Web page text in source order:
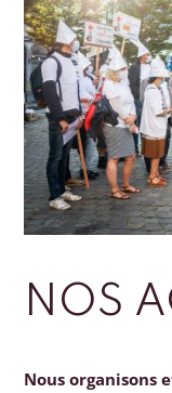
NOS
Nous organisons